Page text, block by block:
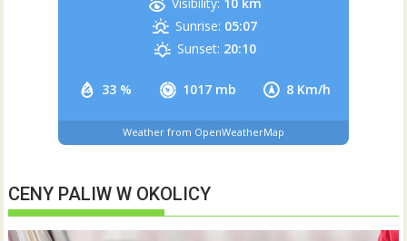
33 % 1017 mb 8 Km/h
Sunrise: 05:07
Sunset: 20:10
Weather from OpenWeatherMap
CENY PALIW W OKOLICY